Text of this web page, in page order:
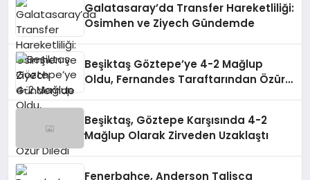
Galatasaray’da Transfer Hareketliliği:
Osimhen ve Ziyech Gündemde
Beşiktaş Göztepe’ye 4-2 Mağlup
Oldu, Fernandes Taraftarından Özür
Beşiktaş, Göztepe Karşısında 4-2
Mağlup Olarak Zirveden Uzaklaştı
Fenerbahçe, Anderson Talisca